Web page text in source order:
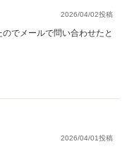
2026/04/02投稿
でメールで問い合わせたと
2026/04/01投稿